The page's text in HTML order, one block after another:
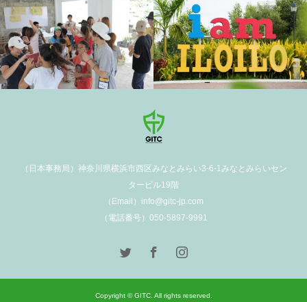
（日本事務局）神奈川県横浜市西区みなとみらい3-6-1みなとみらいセン
タービル19階
（Email）info@gitc-jp.com
（電話番号）050-5897-9991
Copyright © GITC. All rights reserved.